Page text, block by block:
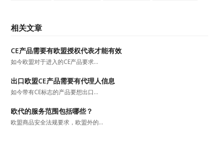
相关文章
CE产品需要有欧盟授权代表才能有效
如今欧盟对于进入的CE产品要求…
出口欧盟CE产品需要有代理人信息
如今带有CE标志的产品要想出口…
欧代的服务范围包括哪些？
欧盟商品安全法规要求，欧盟外的…